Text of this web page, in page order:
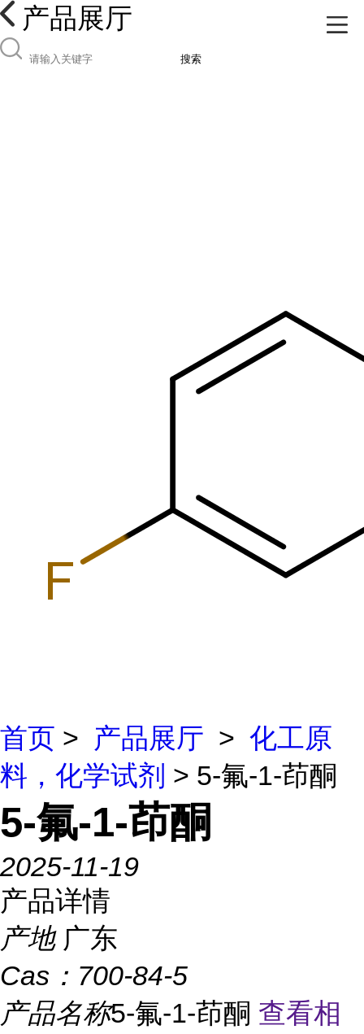
产品展厅
搜索
首页 > 产品展厅 > 化工原
料，化学试剂 > 5-氟-1-茚酮
5-氟-1-茚酮
2025-11-19
产品详情
产地 广东
Cas： 700-84-5
产品名称5-氟-1-茚酮 查看相